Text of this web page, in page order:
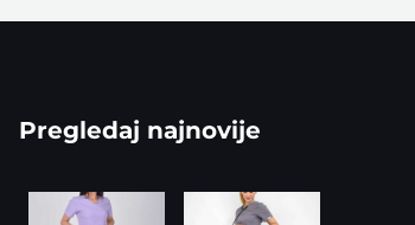
Pregledaj najnovije